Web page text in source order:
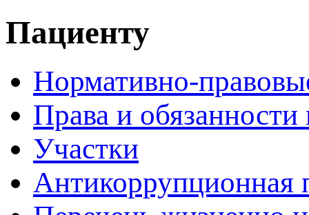
Пациенту
Нормативно-
Права и
Участки
Антикоррупционная